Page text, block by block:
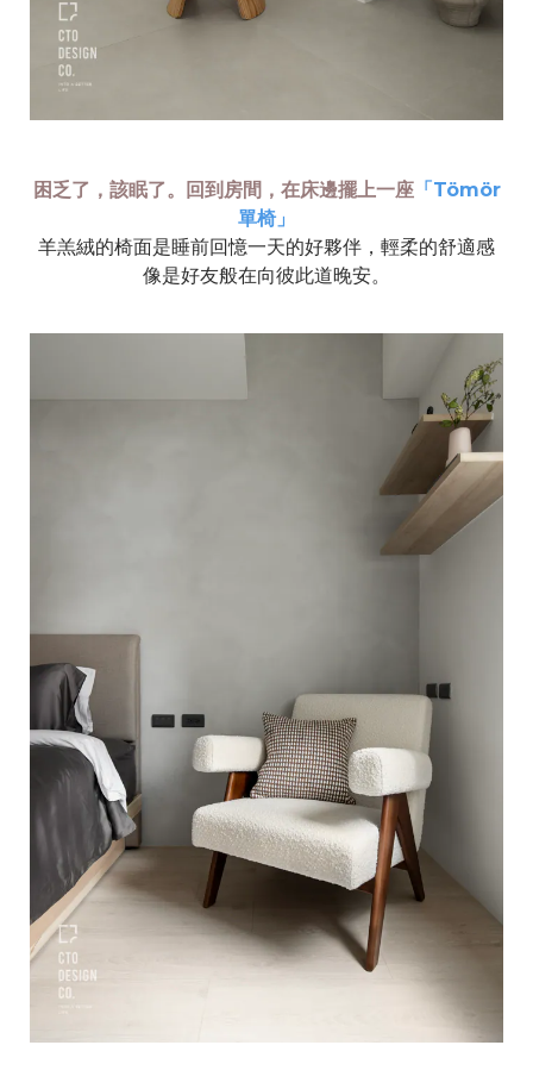
困乏了，該眠了。回到房間，在床邊擺上一座「Tömör
單椅」
羊羔絨的椅面是睡前回憶一天的好夥伴，輕柔的舒適感
像是好友般在向彼此道晚安。